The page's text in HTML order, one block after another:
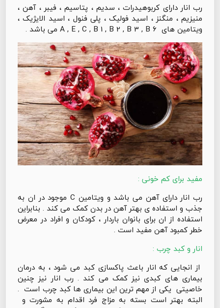
رب انار دارای کربوهیدرات ، سدیم ، پتاسیم ، فیبر ، آهن ،
منیزیم ، منگنز ، اسید فولیک ، پلی فنول ، اسید الایژیک ،
ویتامین های A , E , C , B 1 , B 2 , B 3 , B 6 می باشد .
مفید برای کم خونی :
رب انار دارای آهن می باشد و ویتامین C موجود در ان به
جذب و استفاده ی بهتر آهن در بدن کمک می کند . بنابراین
استفاده از ان برای بانوان باردار ، کودکان و افراد در معرض
خطر کمبود آهن مفید است .
انار و کبد چرب :
از انجایی که انار باعث پاکسازی کبد می شود ، به درمان
بیماری های کبدی نیز کمک می کند . رب انار نیز چنین
خاصیتی یکی از مهم ترین این بیماری ها کبد چرب است .
البته بهتر است بسته به مزاج فرد اقدام به مشورت و